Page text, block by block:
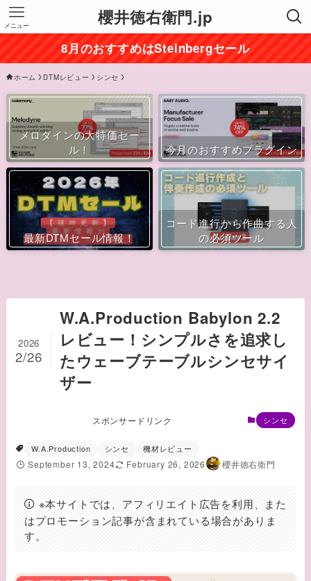
櫻井徳右衛門.jp
メニュー
8月のおすすめはSteinbergセール
ホーム DTMレビュー シンセ
メロダインの大特価セー
ル！
今月のおすすめプラグイン
最新DTMセール情報！
コード進行から作曲する人
の必須ツール
W.A.Production Babylon 2.2
レビュー！シンプルさを追求し
たウェーブテーブルシンセサイ
ザー
2026
2/26
スポンサードリンク シンセ
W.A.Production シンセ 機材レビュー
September 13, 2024 February 26, 2026 櫻井徳右衛門
※本サイトでは、アフィリエイト広告を利用、また
はプロモーション記事が含まれている場合がありま
す。